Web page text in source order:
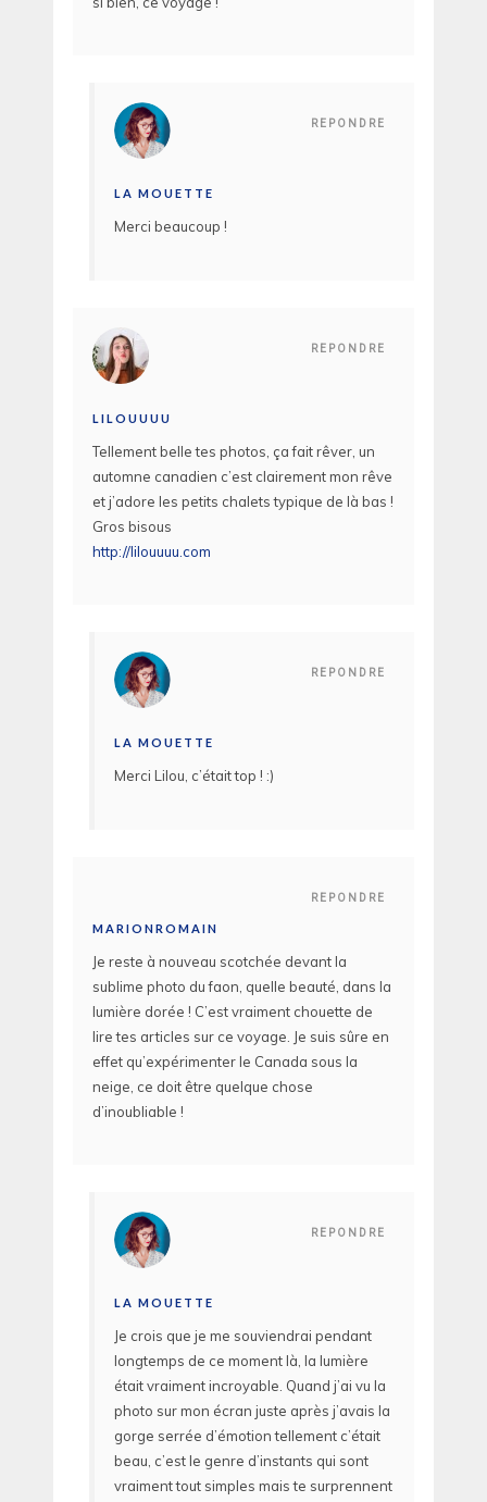
REPONDRE
LA MOUETTE
Merci beaucoup !
REPONDRE
LILOUUUU
Tellement belle tes photos, ça fait rêver, un
automne canadien c’est clairement mon rêve
et j’adore les petits chalets typique de là bas !
Gros bisous
http://lilouuuu.com
REPONDRE
LA MOUETTE
Merci Lilou, c’était top ! :)
REPONDRE
MARIONROMAIN
Je reste à nouveau scotchée devant la
sublime photo du faon, quelle beauté, dans la
lumière dorée ! C’est vraiment chouette de
lire tes articles sur ce voyage. Je suis sûre en
effet qu’expérimenter le Canada sous la
neige, ce doit être quelque chose
d’inoubliable !
REPONDRE
LA MOUETTE
Je crois que je me souviendrai pendant
longtemps de ce moment là, la lumière
était vraiment incroyable. Quand j’ai vu la
photo sur mon écran juste après j’avais la
gorge serrée d’émotion tellement c’était
beau, c’est le genre d’instants qui sont
vraiment tout simples mais te surprennent